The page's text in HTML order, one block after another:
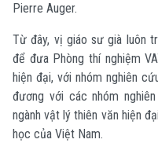
Pierre Auger.
Từ đây, vị giáo sư già luôn
để đưa Phòng thí nghiệm
hiện đại, với nhóm nghiên
đương với các nhóm
ngành vật lý thiên văn hiện
học của Việt Nam.